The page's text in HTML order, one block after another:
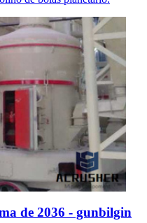
de 2036 - gunbilgin